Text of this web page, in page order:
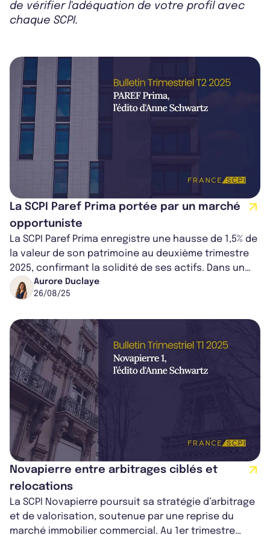
de vérifier l'adéquation de votre profil avec
chaque SCPI.
La SCPI Paref Prima portée par un marché
opportuniste
La SCPI Paref Prima enregistre une hausse de 1,5% de
la valeur de son patrimoine au deuxième trimestre
2025, confirmant la solidité de ses actifs. Dans un
contexte économique europ...
Aurore Duclaye
26/08/25
Novapierre entre arbitrages ciblés et
relocations
La SCPI Novapierre poursuit sa stratégie d’arbitrage
et de valorisation, soutenue par une reprise du
marché immobilier commercial. Au 1er trimestre